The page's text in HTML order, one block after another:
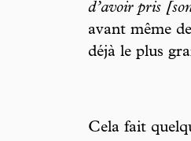
d’avoir pris
avant même
déjà le plus
Cela fait